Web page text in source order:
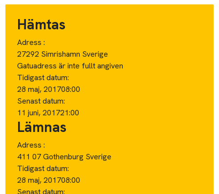
Hämtas
Adress :
27292 Simrishamn Sverige
Gatuadress är inte fullt angiven
Tidigast datum:
28 maj, 201708:00
Senast datum:
11 juni, 201721:00
Lämnas
Adress :
411 07 Gothenburg Sverige
Tidigast datum:
28 maj, 201708:00
Senast datum: